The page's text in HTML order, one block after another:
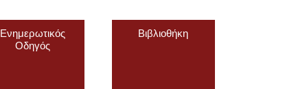
Ενημερωτικός
Οδηγός
Βιβλιοθήκη